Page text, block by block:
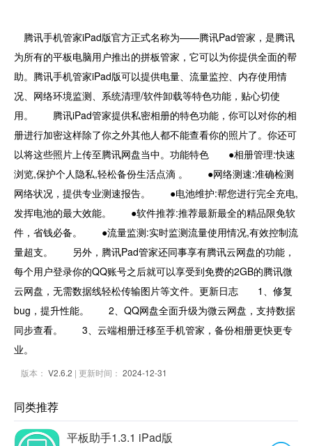
腾讯手机管家iPad版官方正式名称为——腾讯Pad管家，是腾讯
为所有的平板电脑用户推出的拼板管家，它可以为你提供全面的帮
助。腾讯手机管家iPad版可以提供电量、流量监控、内存使用情
况、网络环境监测、系统清理/软件卸载等特色功能，贴心切使
用。 腾讯iPad管家提供私密相册的特色功能，你可以对你的相
册进行加密这样除了你之外其他人都不能查看你的照片了。你还可
以将这些照片上传至腾讯网盘当中。功能特色 ●相册管理:快速
浏览,保护个人隐私,轻松备份生活点滴 。 ●网络测速:准确检测
网络状况，提供专业测速报告。 ●电池维护:帮您进行完全充电,
发挥电池的最大效能。 ●软件推荐:推荐最新最全的精品限免软
件，省钱必备。 ●流量监测:实时监测流量使用情况,有效控制流
量超支。 另外，腾讯Pad管家还同事享有腾讯云网盘的功能，
每个用户登录你的QQ账号之后就可以享受到免费的2GB的腾讯微
云网盘，无需数据线轻松传输图片等文件。更新日志 1、修复
bug，提升性能。 2、QQ网盘全面升级为微云网盘，支持数据
同步查看。 3、云端相册迁移至手机管家，备份相册更快更专
业。
版本： V2.6.2 | 更新时间： 2024-12-31
同类推荐
平板助手1.3.1 iPad版